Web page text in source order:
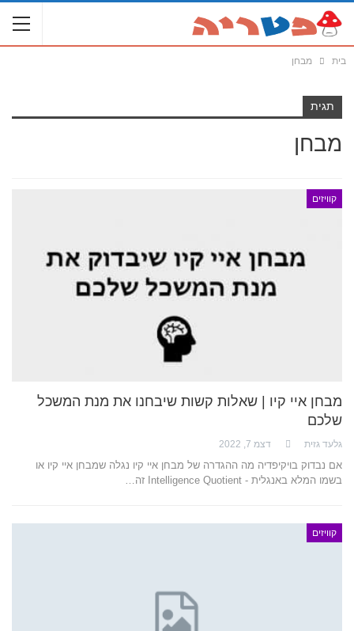
בית מבחן
תגית
מבחן
קוויזים
מבחן איי קיו | שאלות קשות שיבחנו את מנת המשכל
שלכם
גלעד גזית דצמ 7, 2022
אם נבדוק בויקיפדיה מה ההגדרה של מבחן איי קיו נגלה שמבחן איי קיו או
בשמו המלא באנגלית - Intelligence Quotient זה…
קוויזים